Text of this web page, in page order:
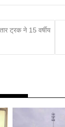
ट्रक ने 15 वर्षीय